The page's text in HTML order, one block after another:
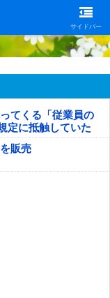
サイドバー
てくる「従業員の
定に抵触していた
販売